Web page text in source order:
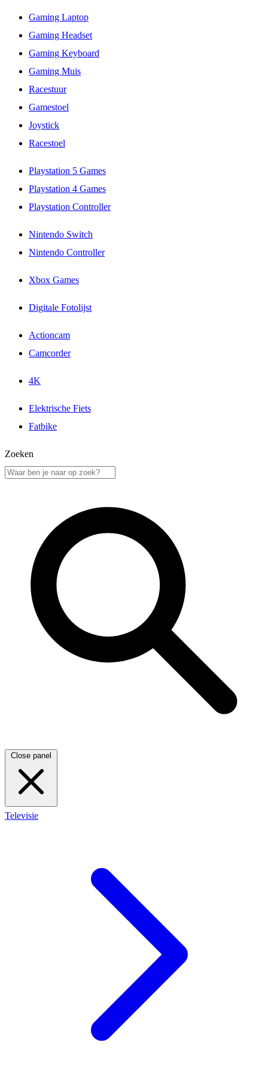
Gaming Laptop
Gaming Headset
Gaming Keyboard
Gaming Muis
Racestuur
Gamestoel
Joystick
Racestoel
Playstation 5 Games
Playstation 4 Games
Playstation Controller
Nintendo Switch
Nintendo Controller
Xbox Games
Digitale Fotolijst
Actioncam
Camcorder
4K
Elektrische Fiets
Fatbike
Zoeken
Close panel
Televisie